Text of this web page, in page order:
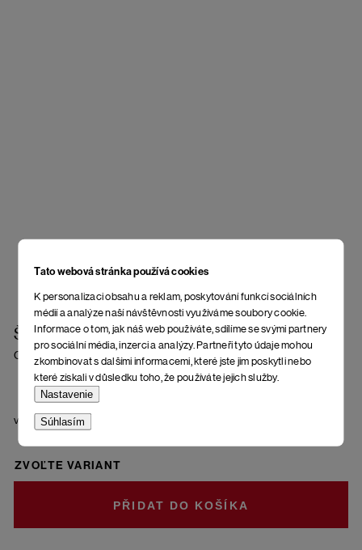
Tato webová stránka používá cookies
K personalizaci obsahu a reklam, poskytování funkcí sociálních
médií a analýze naší návštěvnosti využíváme soubory cookie.
Informace o tom, jak náš web používáte, sdílíme se svými partnery
pro sociální média, inzerci a analýzy. Partneři tyto údaje mohou
zkombinovat s dalšími informacemi, které jste jim poskytli nebo
které získali v důsledku toho, že používáte jejich služby.
Nastavenie
Súhlasím
Šaty Timanfaya
Chocolate Plum
veľkosť
ZVOĽTE VARIANT
DO KOŠÍKA